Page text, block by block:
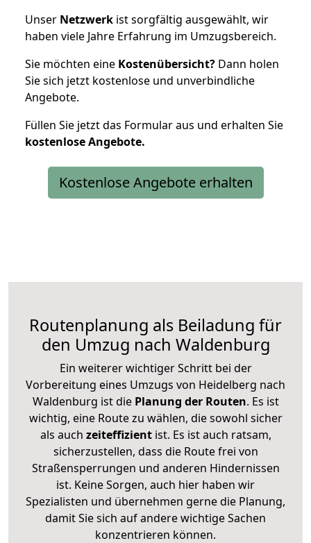
Unser Netzwerk ist sorgfältig ausgewählt, wir
haben viele Jahre Erfahrung im Umzugsbereich.
Sie möchten eine Kostenübersicht? Dann holen
Sie sich jetzt kostenlose und unverbindliche
Angebote.
Füllen Sie jetzt das Formular aus und erhalten Sie
kostenloseAngebote.
Kostenlose Angebote erhalten
Routenplanung als Beiladung für
den Umzug nach Waldenburg
Ein weiterer wichtiger Schritt bei der
Vorbereitung eines Umzugs von Heidelberg nach
Waldenburg ist diePlanung der Routen. Es ist
wichtig, eine Route zu wählen, die sowohl sicher
als auch zeiteffizientist. Es ist auch ratsam,
sicherzustellen, dass die Route frei von
Straßensperrungen und anderen Hindernissen
ist. Keine Sorgen, auch hier haben wir
Spezialisten und übernehmen gerne die Planung,
damit Sie sich auf andere wichtige Sachen
konzentrieren können.